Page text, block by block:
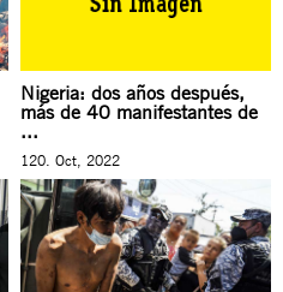
Nigeria: dos años después,
más de 40 manifestantes de
...
120. Oct, 2022